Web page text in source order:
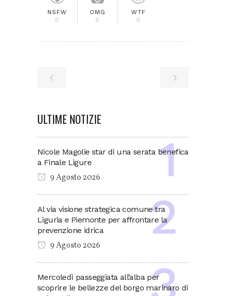
NSFW
0
OMG
0
WTF
0
ULTIME NOTIZIE
Nicole Magolie star di una serata benefica
a Finale Ligure
9 Agosto 2026
Al via visione strategica comune tra
Liguria e Piemonte per affrontare la
prevenzione idrica
9 Agosto 2026
Mercoledì passeggiata all’alba per
scoprire le bellezze del borgo marinaro di